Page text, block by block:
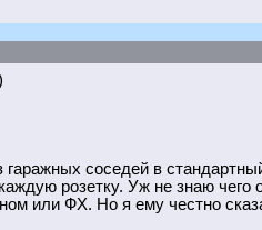
соседей в
розетку. Уж не знаю чего
или ФХ. Но я ему честно